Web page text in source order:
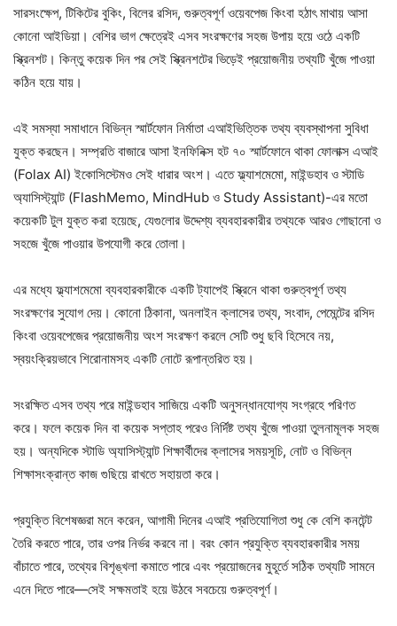
সারসংক্ষেপ, টিকিটের বুকিং, বিলের রসিদ, গুরুত্বপূর্ণ ওয়েবপেজ কিংবা হঠাৎ মাথায় আসা
কোনো আইডিয়া। বেশির ভাগ ক্ষেত্রেই এসব সংরক্ষণের সহজ উপায় হয়ে ওঠে একটি
স্ক্রিনশট। কিন্তু কয়েক দিন পর সেই স্ক্রিনশটের ভিড়েই প্রয়োজনীয় তথ্যটি খুঁজে পাওয়া
কঠিন হয়ে যায়।
এই সমস্যা সমাধানে বিভিন্ন স্মার্টফোন নির্মাতা এআইভিত্তিক তথ্য ব্যবস্থাপনা সুবিধা
যুক্ত করছেন। সম্প্রতি বাজারে আসা ইনফিনিক্স হট ৭০ স্মার্টফোনে থাকা ফোলাক্স এআই
(Folax AI) ইকোসিস্টেমও সেই ধারার অংশ। এতে ফ্ল্যাশমেমো, মাইন্ডহাব ও স্টাডি
অ্যাসিস্ট্যান্ট (FlashMemo, MindHub ও Study Assistant)-এর মতো
কয়েকটি টুল যুক্ত করা হয়েছে, যেগুলোর উদ্দেশ্য ব্যবহারকারীর তথ্যকে আরও গোছানো ও
সহজে খুঁজে পাওয়ার উপযোগী করে তোলা।
এর মধ্যে ফ্ল্যাশমেমো ব্যবহারকারীকে একটি ট্যাপেই স্ক্রিনে থাকা গুরুত্বপূর্ণ তথ্য
সংরক্ষণের সুযোগ দেয়। কোনো ঠিকানা, অনলাইন ক্লাসের তথ্য, সংবাদ, পেমেন্টের রসিদ
কিংবা ওয়েবপেজের প্রয়োজনীয় অংশ সংরক্ষণ করলে সেটি শুধু ছবি হিসেবে নয়,
স্বয়ংক্রিয়ভাবে শিরোনামসহ একটি নোটে রূপান্তরিত হয়।
সংরক্ষিত এসব তথ্য পরে মাইন্ডহাব সাজিয়ে একটি অনুসন্ধানযোগ্য সংগ্রহে পরিণত
করে। ফলে কয়েক দিন বা কয়েক সপ্তাহ পরেও নির্দিষ্ট তথ্য খুঁজে পাওয়া তুলনামূলক সহজ
হয়। অন্যদিকে স্টাডি অ্যাসিস্ট্যান্ট শিক্ষার্থীদের ক্লাসের সময়সূচি, নোট ও বিভিন্ন
শিক্ষাসংক্রান্ত কাজ গুছিয়ে রাখতে সহায়তা করে।
প্রযুক্তি বিশেষজ্ঞরা মনে করেন, আগামী দিনের এআই প্রতিযোগিতা শুধু কে বেশি কনটেন্ট
তৈরি করতে পারে, তার ওপর নির্ভর করবে না। বরং কোন প্রযুক্তি ব্যবহারকারীর সময়
বাঁচাতে পারে, তথ্যের বিশৃঙ্খলা কমাতে পারে এবং প্রয়োজনের মুহূর্তে সঠিক তথ্যটি সামনে
এনে দিতে পারে—সেই সক্ষমতাই হয়ে উঠবে সবচেয়ে গুরুত্বপূর্ণ।